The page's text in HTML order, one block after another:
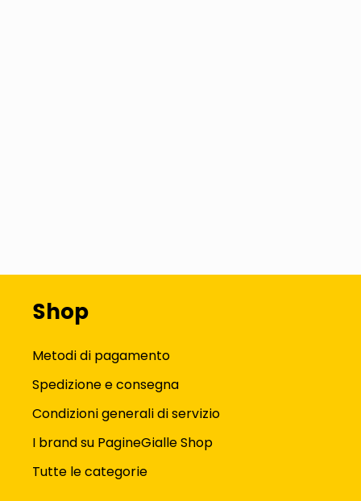
Shop
Metodi di pagamento
Spedizione e consegna
Condizioni generali di servizio
I brand su PagineGialle Shop
Tutte le categorie